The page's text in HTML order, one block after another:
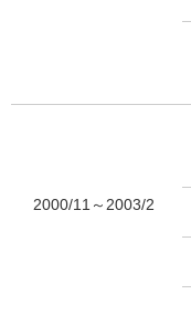
2000/11～2003/2